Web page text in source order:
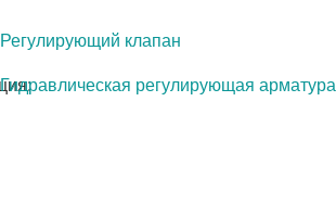
Регулирующий клапан
Гидравлическая регулирующая арматура